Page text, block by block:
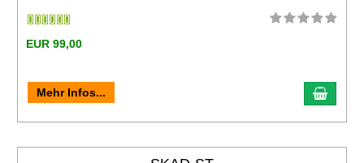
EUR 99,00
Mehr Infos...